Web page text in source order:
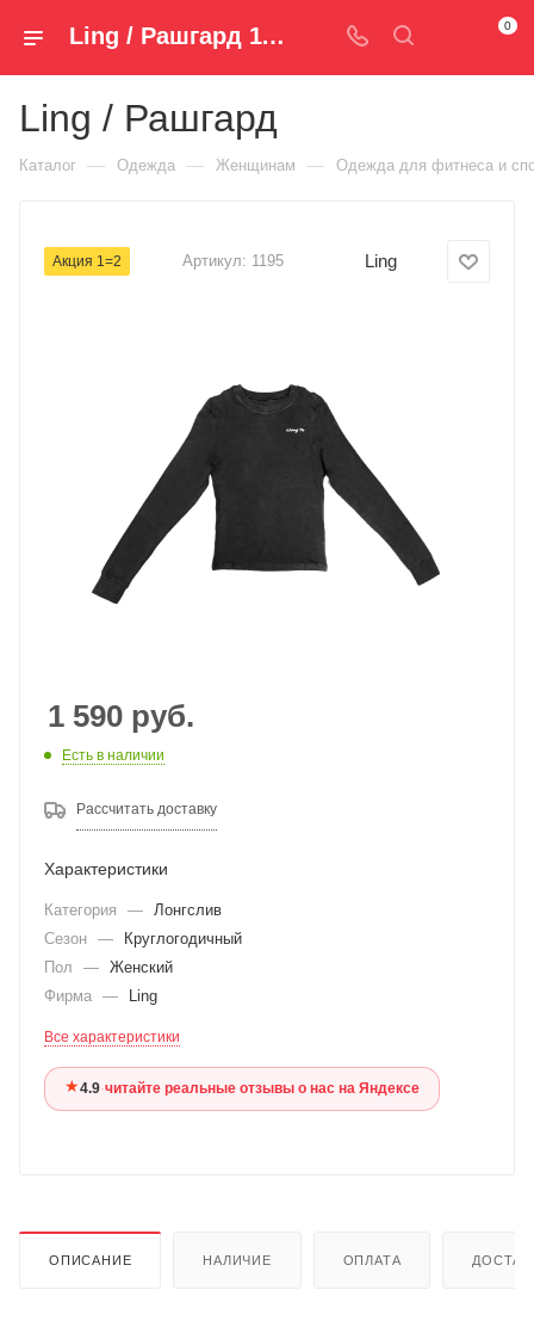
Ling / Рашгард 1195 — купить за 1 590 руб. ₽ в Spm-Shop.ru | Хумтто.РФ - Спорт+Мода 0
Ling / Рашгард
Каталог — Одежда — Женщинам — Одежда для фитнеса и
Акция 1=2 Артикул: 1195 Ling
1 590 руб.
Есть в наличии
Рассчитать доставку
Характеристики
Категория —
Лонгслив
Сезон —
Круглогодичный
Пол
— Женский
Фирма — Ling
Все характеристики
★4.9·читайте реальные отзывы о нас на Яндексе
ОПИСАНИЕ НАЛИЧИЕ ОПЛАТА